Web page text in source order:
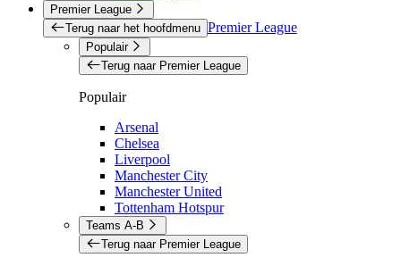
Premier League
Terug naar het hoofdmenu Premier League
Populair
Terug naar Premier League
Populair
Arsenal
Chelsea
Liverpool
Manchester City
Manchester United
Tottenham Hotspur
Teams A-B
Terug naar Premier League